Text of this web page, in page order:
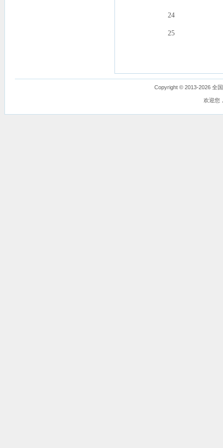
24
25
Copyright © 2013-2026 全
欢迎您